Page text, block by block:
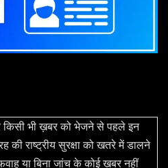
किसी भी ख़बर को भेजने से पहले इन
की राष्ट्रीय सुरक्षा को खतरे में डालने
या बिना जांच के कोई ख़बर नहीं